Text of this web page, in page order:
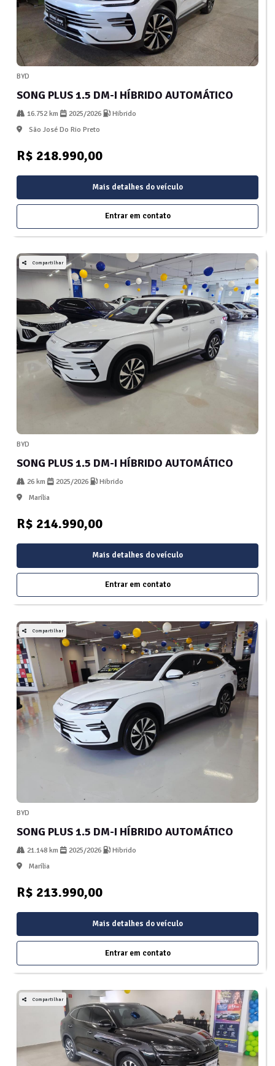
BYD
SONG PLUS 1.5 DM-I HÍBRIDO AUTOMÁTICO
16.752 km 2025/2026
Hibrido
São José Do Rio Preto
R$ 218.990,00
Mais detalhes do veículo
Entrar em contato
Compartilhar
BYD
SONG PLUS 1.5 DM-I HÍBRIDO AUTOMÁTICO
26 km 2025/2026
Hibrido
Marília
R$ 214.990,00
Mais detalhes do veículo
Entrar em contato
Compartilhar
BYD
SONG PLUS 1.5 DM-I HÍBRIDO AUTOMÁTICO
21.148 km 2025/2026
Hibrido
Marília
R$ 213.990,00
Mais detalhes do veículo
Entrar em contato
Compartilhar